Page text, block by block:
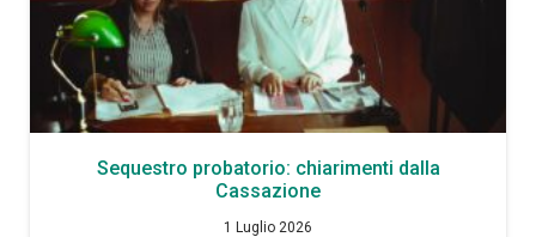
Sequestro probatorio: chiarimenti dalla
Cassazione
1 Luglio 2026